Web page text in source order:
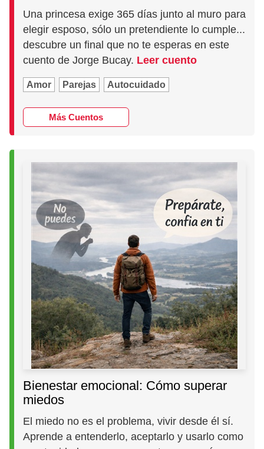
Una princesa exige 365 días junto al muro para
elegir esposo, sólo un pretendiente lo cumple...
descubre un final que no te esperas en este
cuento de Jorge Bucay. Leer cuento
Amor Parejas Autocuidado
Más Cuentos
Bienestar emocional: Cómo superar
miedos
El miedo no es el problema, vivir desde él sí.
Aprende a entenderlo, aceptarlo y usarlo como